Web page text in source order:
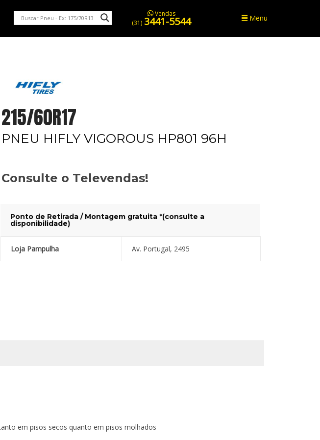
Vendas
(31) 3441-5544 Menu
215/60R17
PNEU HIFLY VIGOROUS HP801 96H
Consulte o Televendas!
Ponto de Retirada / Montagem gratuita *(consulte a
disponibilidade)
Loja Pampulha Av. Portugal, 2495
em pisos secos quanto em pisos molhados